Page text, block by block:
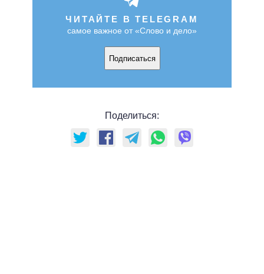
ЧИТАЙТЕ В TELEGRAM
самое важное от «Слово и дело»
Подписаться
Поделиться: